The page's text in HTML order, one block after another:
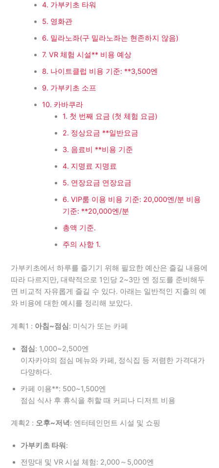
4. 가부키초 타워
5. 영화관
6. 밀라노좌(구 밀라노좌는 현존하지 않음)
7. VR 체험 시설** 비용 예상
8. 나이트클럽 비용 기준: **3,500엔
9. 가부키초 소프
10. 카바쿠라
1. 첫 번째 요금 (첫 체험 요금)
2. 정상요금 **일반요금
3. 음료비 **비용 기준
4. 지명료 지명료
5. 연장요금 연장요금
6. VIP룸 이용 비용 기준: 20,000엔/분 비용
기준: **20,000엔/분
총액 기준.
주의 사항 1.
가부키초에서 하루를 즐기기 위해 필요한 예산은 즐길 내용에
따라 다르지만, 대략적으로 1인당 2~3만 엔 정도를 준비해두
면 비교적 자유롭게 즐길 수 있다. 아래는 일반적인 지출의 예
와 비용에 대한 예시를 정리해 보았다.
계획1 : 아침~점심 : 미식가 또는 카페
점심 : 1,000~2,500엔
이자카야의 점심 메뉴와 카페, 정식집 등 저렴한 가격대가
다양하다.
카페 이용**: 500~1,500엔
점심 식사 후 휴식을 취할 때 커피나 디저트 비용
계획2 : 오후~저녁 : 엔터테인먼트 시설 및 쇼핑
가부키초 타워 :
전망대 및 VR 시설 체험: 2,000～5,000엔